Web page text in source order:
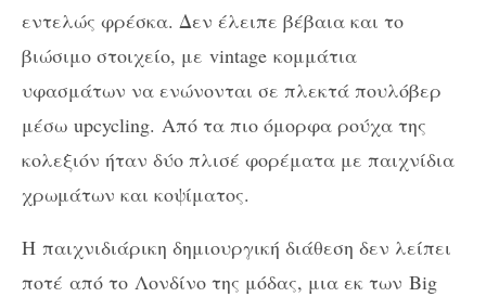
εντελώς φρέσκα. Δεν έλειπε βέβαια και το
βιώσιμο στοιχείο, με vintage κομμάτια
υφασμάτων να ενώνονται σε πλεκτά πουλόβερ
μέσω upcycling. Από τα πιο όμορφα ρούχα της
κολεξιόν ήταν δύο πλισέ φορέματα με παιχνίδια
χρωμάτων και κοψίματος.
H παιχνιδιάρικη δημιουργική διάθεση δεν λείπει
ποτέ από το Λονδίνο της μόδας, μια εκ των Big